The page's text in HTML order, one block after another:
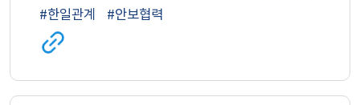
#한일관계
#안보협력
관련
사이트로
이동
(새